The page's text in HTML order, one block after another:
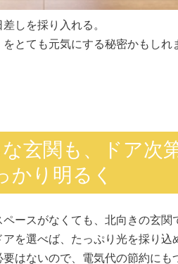
しを採り入れる。
とても元気にする秘密かもしれ
玄関も、ドア次
かり明るく
ースがなくても、北向きの玄関
を選べば、たっぷり光を採り込
はないので、電気代の節約にも